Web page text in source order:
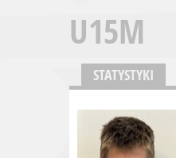
U15M
STATYSTYKI